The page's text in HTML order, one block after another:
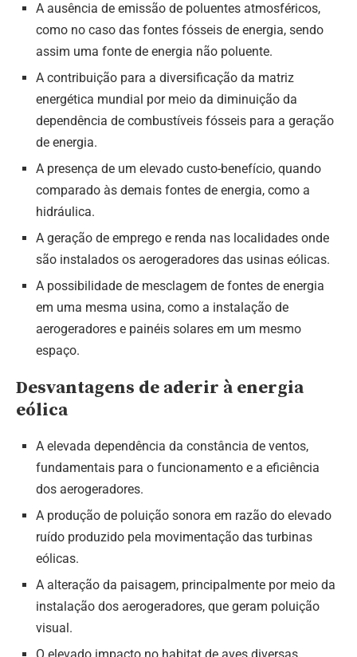
A ausência de emissão de poluentes atmosféricos,
como no caso das fontes fósseis de energia, sendo
assim uma fonte de energia não poluente.
A contribuição para a diversificação da matriz
energética mundial por meio da diminuição da
dependência de combustíveis fósseis para a geração
de energia.
A presença de um elevado custo-benefício, quando
comparado às demais fontes de energia, como a
hidráulica.
A geração de emprego e renda nas localidades onde
são instalados os aerogeradores das usinas eólicas.
A possibilidade de mesclagem de fontes de energia
em uma mesma usina, como a instalação de
aerogeradores e painéis solares em um mesmo
espaço.
Desvantagens de aderir à energia
eólica
A elevada dependência da constância de ventos,
fundamentais para o funcionamento e a eficiência
dos aerogeradores.
A produção de poluição sonora em razão do elevado
ruído produzido pela movimentação das turbinas
eólicas.
A alteração da paisagem, principalmente por meio da
instalação dos aerogeradores, que geram poluição
visual.